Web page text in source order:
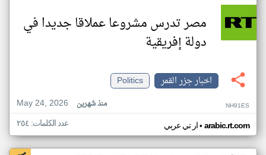
مصر تدرس مشروعا عملاقا جديدا في
دولة إفريقية
اخبار جزر القمر
Politics
May 24, 2026
منذ شهرين NH91ES
ار تي عربي• arabic.rt.com عدد الكلمات: ٢٥٤